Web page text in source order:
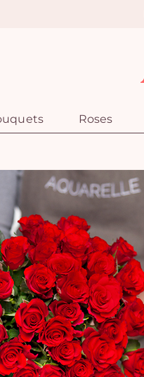
Roses